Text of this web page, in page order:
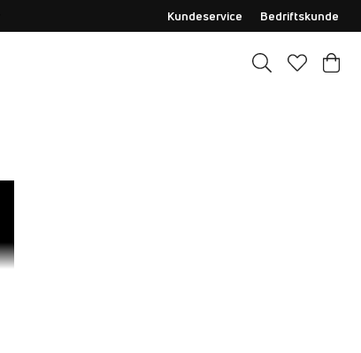
Kundeservice Bedriftskunde